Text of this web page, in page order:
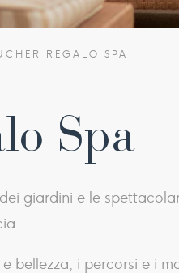
REGALO SPA
Spa
giardini e le
bellezza, i percorsi e i